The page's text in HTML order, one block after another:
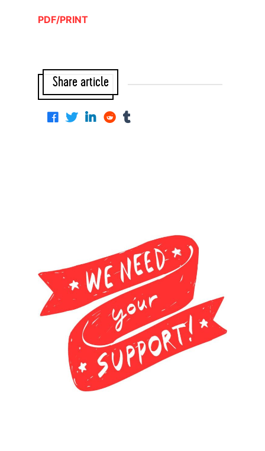
PDF/PRINT
Share article